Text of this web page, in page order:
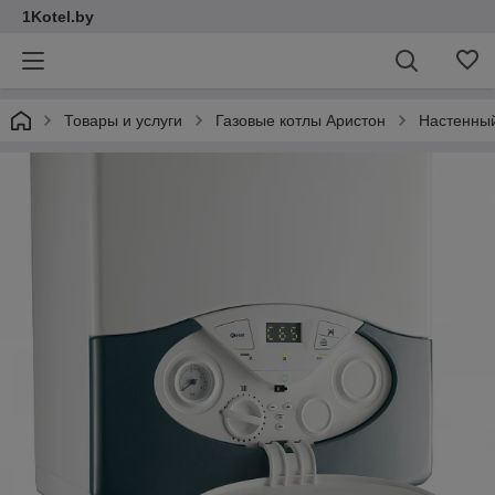
1Kotel.by
Товары и услуги Газовые котлы Аристон